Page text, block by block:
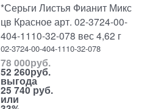
*Серьги Листья Фианит Микс
цв Красное арт. 02-3724-00-
404-1110-32-078 вес 4,62 г
02-3724-00-404-1110-32-078
78 000руб.
52 260руб.
выгода
25 740 руб.
или